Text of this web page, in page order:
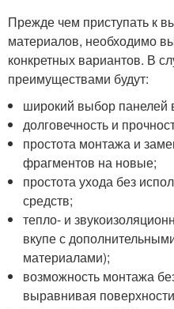
Прежде чем приступать к
материалов, необходимо
конкретных вариантов. В
преимуществами будут:
широкий выбор панелей
долговечность и
простота монтажа и
фрагментов на новые;
простота ухода без
средств;
тепло- и
вкупе с
материалами);
возможность монтажа
выравнивая